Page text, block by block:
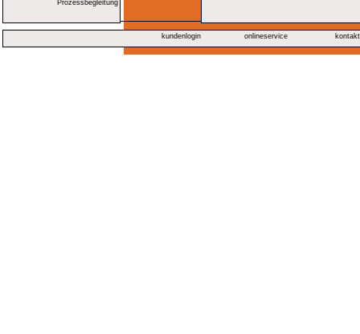
Prozessbegleitung
kundenlogin onlineservice